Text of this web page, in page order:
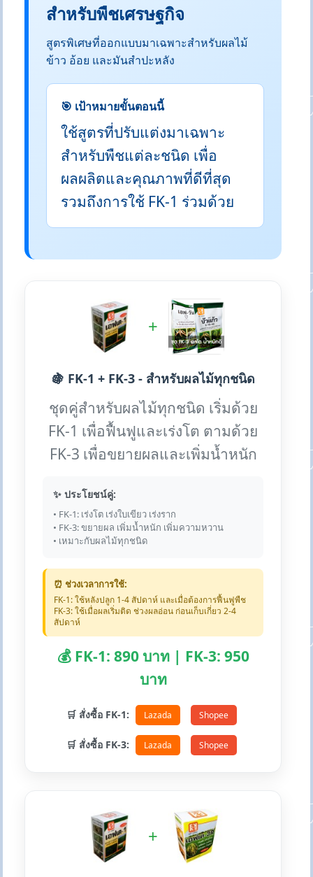
สำหรับพืชเศรษฐกิจ
สูตรพิเศษที่ออกแบบมาเฉพาะสำหรับผลไม้
ข้าว อ้อย และมันสำปะหลัง
🎯 เป้าหมายขั้นตอนนี้
ใช้สูตรที่ปรับแต่งมาเฉพาะ
สำหรับพืชแต่ละชนิด เพื่อ
ผลผลิตและคุณภาพที่ดีที่สุด
รวมถึงการใช้ FK-1 ร่วมด้วย
+
🍇 FK-1 + FK-3 - สำหรับผลไม้ทุกชนิด
ชุดคู่สำหรับผลไม้ทุกชนิด เริ่มด้วย
FK-1 เพื่อฟื้นฟูและเร่งโต ตามด้วย
FK-3 เพื่อขยายผลและเพิ่มน้ำหนัก
✨ ประโยชน์คู่:
• FK-1: เร่งโต เร่งใบเขียว เร่งราก
• FK-3: ขยายผล เพิ่มน้ำหนัก เพิ่มความหวาน
• เหมาะกับผลไม้ทุกชนิด
⏰ ช่วงเวลาการใช้:
FK-1: ใช้หลังปลูก 1-4 สัปดาห์ และเมื่อต้องการฟื้นฟูพืช
FK-3: ใช้เมื่อผลเริ่มติด ช่วงผลอ่อน ก่อนเก็บเกี่ยว 2-4
สัปดาห์
💰 FK-1: 890 บาท | FK-3: 950
บาท
🛒 สั่งซื้อ FK-1: Lazada Shopee
🛒 สั่งซื้อ FK-3: Lazada Shopee
+